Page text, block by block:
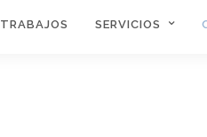
TRABAJOS SERVICIOS